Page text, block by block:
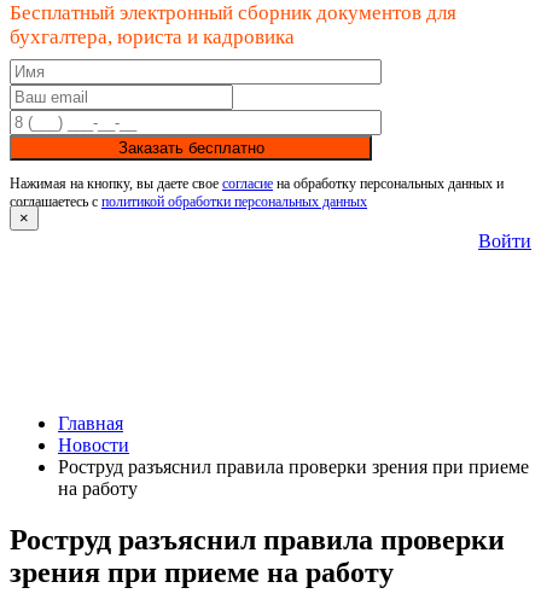
Бесплатный электронный сборник документов для
бухгалтера, юриста и кадровика
Заказать бесплатно
Нажимая на кнопку, вы даете свое согласие на обработку персональных данных и
соглашаетесь с политикой обработки персональных данных
×
Войти
Главная
Новости
Роструд разъяснил правила проверки зрения при приеме
на работу
Роструд разъяснил правила проверки
зрения при приеме на работу